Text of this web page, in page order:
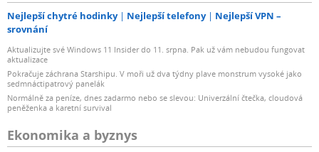
Nejlepší chytré hodinky Nejlepší telefony
Nejlepší VPN –
srovnání
Aktualizujte své Windows 11 Insider do 11. srpna. Pak už vám nebudou fungovat
aktualizace
Pokračuje záchrana Starshipu. V moři už dva týdny plave monstrum vysoké jako
sedmnáctipatrový panelák
Normálně za peníze, dnes zadarmo nebo se slevou: Univerzální čtečka, cloudová
peněženka a karetní survival
Ekonomika a byznys